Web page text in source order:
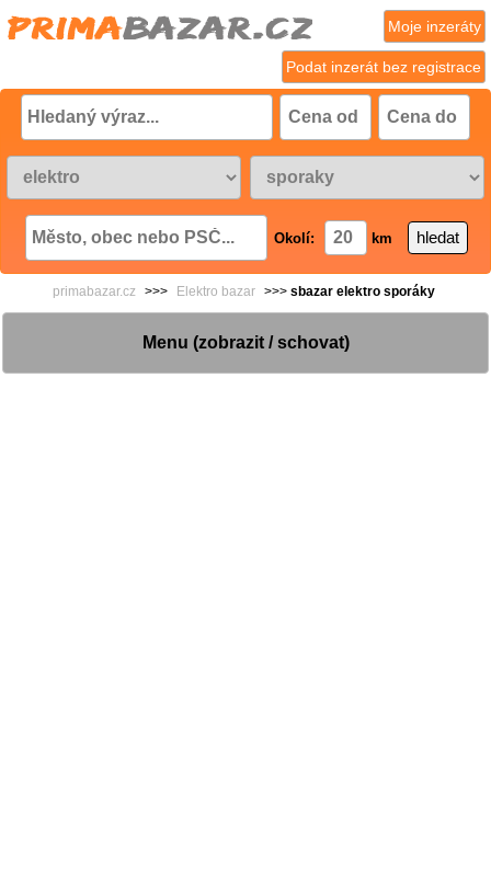
Podat inzerát bez registrace
Moje inzeráty
Okolí: km
primabazar.cz >>> Elektro bazar >>> sbazar elektro sporáky
Menu (zobrazit / schovat)